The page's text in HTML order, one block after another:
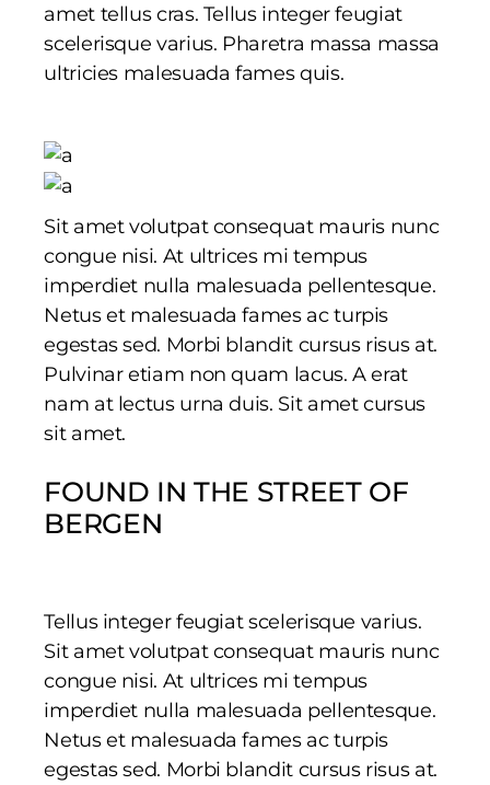
amet tellus cras. Tellus integer feugiat
scelerisque varius. Pharetra massa massa
ultricies malesuada fames quis.
Sit amet volutpat consequat mauris nunc
congue nisi. At ultrices mi tempus
imperdiet nulla malesuada pellentesque.
Netus et malesuada fames ac turpis
egestas sed. Morbi blandit cursus risus at.
Pulvinar etiam non quam lacus. A erat
nam at lectus urna duis. Sit amet cursus
sit amet.
FOUND IN THE STREET OF
BERGEN
Tellus integer feugiat scelerisque varius.
Sit amet volutpat consequat mauris nunc
congue nisi. At ultrices mi tempus
imperdiet nulla malesuada pellentesque.
Netus et malesuada fames ac turpis
egestas sed. Morbi blandit cursus risus at.